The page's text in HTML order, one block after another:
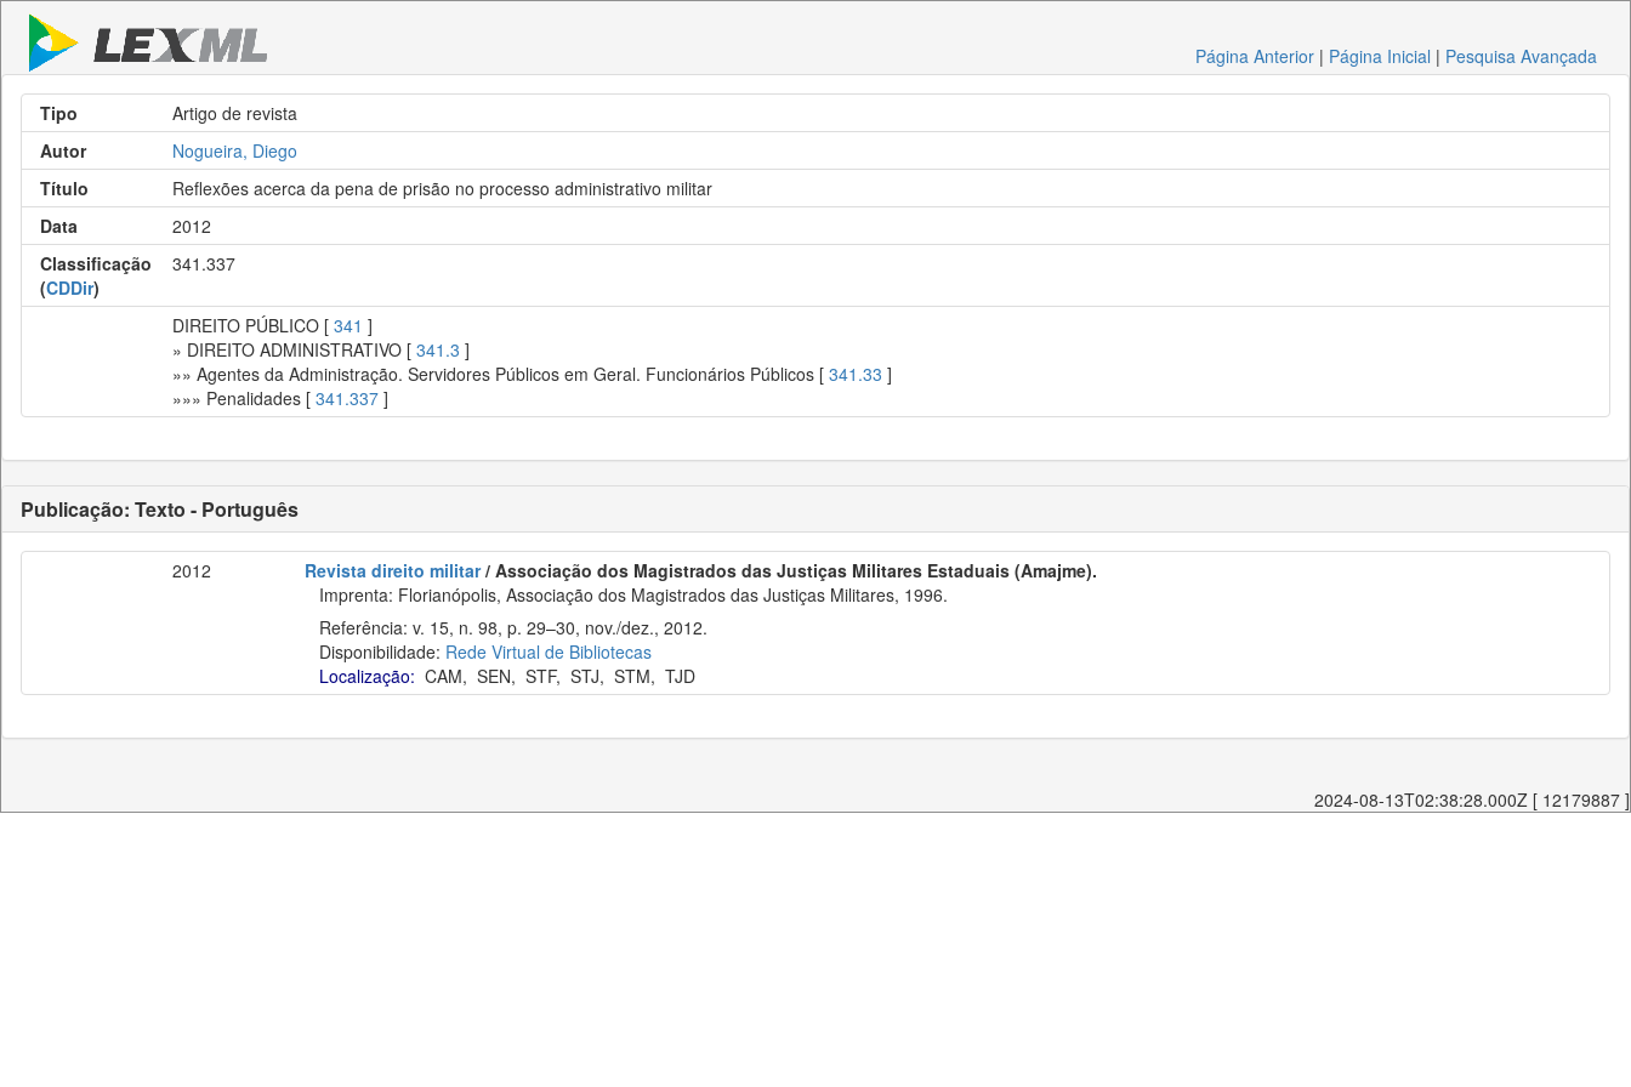
Página Anterior | Página Inicial | Pesquisa Avançada
Tipo
Artigo de revista
Autor
Nogueira, Diego
Título
Reflexões acerca da pena de prisão no processo administrativo militar
Data
2012
Classificação
(CDDir)
341.337
DIREITO PÚBLICO [ 341 ]
» DIREITO ADMINISTRATIVO [ 341.3 ]
»» Agentes da Administração. Servidores Públicos em Geral. Funcionários Públicos [ 341.33 ]
»»» Penalidades [ 341.337 ]
Publicação: Texto - Português
2012 Revista direito militar/ Associação dos Magistrados das Justiças Militares Estaduais (Amajme).
Imprenta: Florianópolis, Associação dos Magistrados das Justiças Militares, 1996.
Referência: v. 15, n. 98, p. 29–30, nov./dez., 2012.
Disponibilidade: Rede Virtual de Bibliotecas
Localização: CAM, SEN, STF, STJ, STM, TJD
2024-08-13T02:38:28.000Z [ 12179887 ]